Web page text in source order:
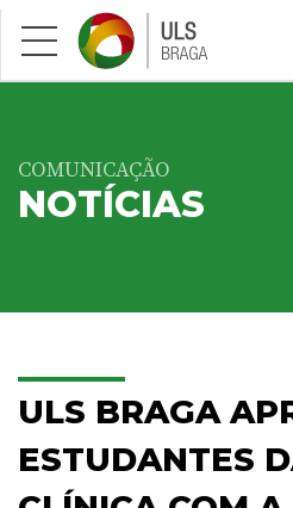
Saltar para conteúdo principal
COMUNICAÇÃO
NOTÍCIAS
ULS BRAGA
ESTUDANTES